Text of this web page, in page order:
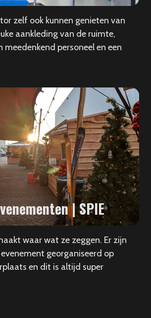
zelf ook kunnen genieten van
aankleding van de ruimte,
meedenkend personeel en een
| SPIE
waar wat ze zeggen. Er zijn
georganiseerd op
en dit is altijd super